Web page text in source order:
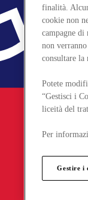
finalità.
cookie non
campagne di
non
consultare la
Potete
“Gestisci i
liceità del
Per
Gestire i